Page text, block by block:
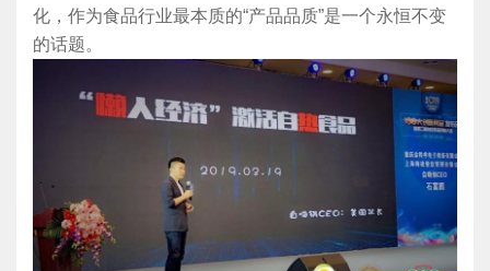
化，作为食品行业最本质的“产品品质”是一个永恒不变
的话题。